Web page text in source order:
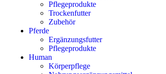
Pflegeprodukte
Trockenfutter
Zubehör
Pferde
Ergänzungsfutter
Pflegeprodukte
Human
Körperpflege